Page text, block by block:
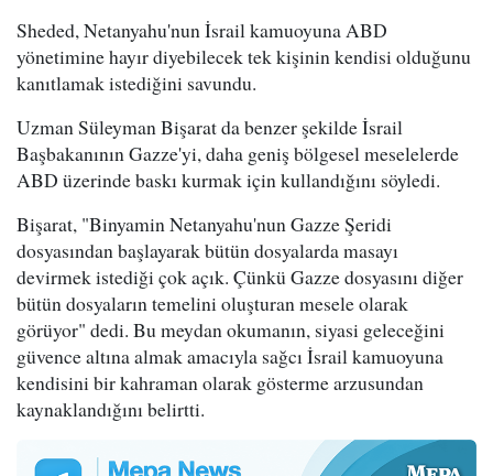
Sheded, Netanyahu'nun İsrail kamuoyuna ABD
yönetimine hayır diyebilecek tek kişinin kendisi olduğunu
kanıtlamak istediğini savundu.
Uzman Süleyman Bişarat da benzer şekilde İsrail
Başbakanının Gazze'yi, daha geniş bölgesel meselelerde
ABD üzerinde baskı kurmak için kullandığını söyledi.
Bişarat, "Binyamin Netanyahu'nun Gazze Şeridi
dosyasından başlayarak bütün dosyalarda masayı
devirmek istediği çok açık. Çünkü Gazze dosyasını diğer
bütün dosyaların temelini oluşturan mesele olarak
görüyor" dedi. Bu meydan okumanın, siyasi geleceğini
güvence altına almak amacıyla sağcı İsrail kamuoyuna
kendisini bir kahraman olarak gösterme arzusundan
kaynaklandığını belirtti.